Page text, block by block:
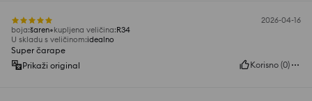
2026-04-16
boja:šaren kupljena veličina:R34
U skladu s veličinom:idealno
Super čarape
Prikaži original
Korisno (0)